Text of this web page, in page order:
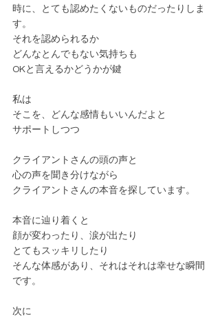
時に、とても認めたくないものだったりしま
す。
それを認められるか
どんなとんでもない気持ちも
OKと言えるかどうかが鍵
私は
そこを、どんな感情もいいんだよと
サポートしつつ
クライアントさんの頭の声と
心の声を聞き分けながら
クライアントさんの本音を探しています。
本音に辿り着くと
顔が変わったり、涙が出たり
とてもスッキリしたり
そんな体感があり、それはそれは幸せな瞬間
です。
次に